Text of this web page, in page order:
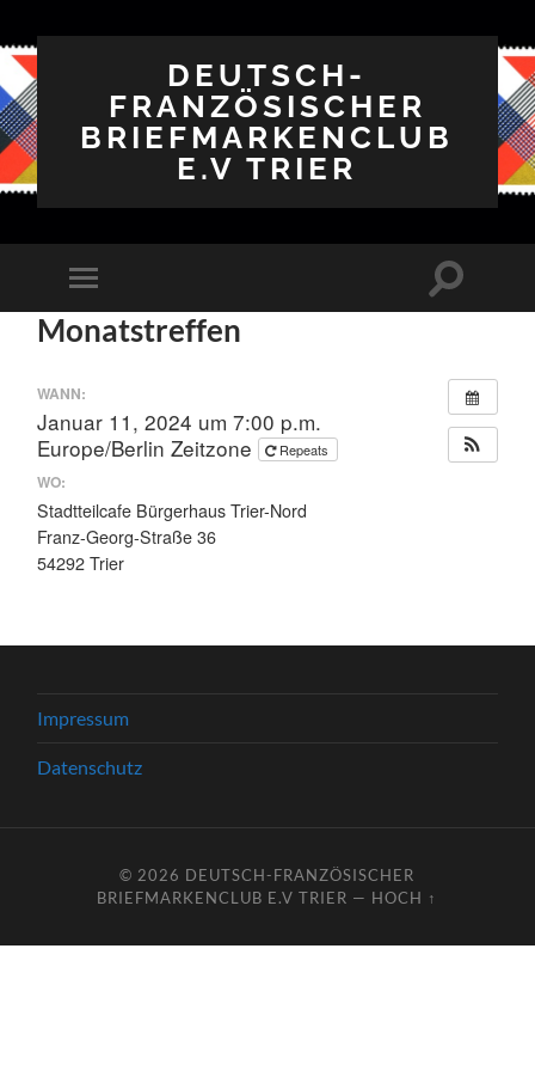
DEUTSCH-
FRANZÖSISCHER
BRIEFMARKENCLUB
E.V TRIER
Mobile-
Menü
ein-/ausblenden
Suchfeld
Monatstreffen
WANN:
Januar 11, 2024 um 7:00 p.m.
Europe/Berlin Zeitzone
Repeats
WO:
Stadtteilcafe Bürgerhaus Trier-Nord
Franz-Georg-Straße 36
54292 Trier
Impressum
Datenschutz
© 2026 DEUTSCH-FRANZÖSISCHER
BRIEFMARKENCLUB E.V TRIER — HOCH ↑